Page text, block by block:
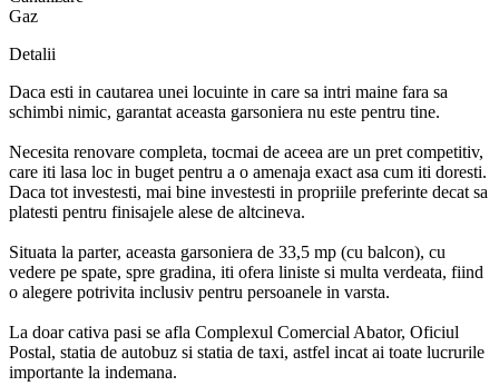
Gaz
Detalii
Daca esti in cautarea unei locuinte in care sa intri maine fara sa
schimbi nimic, garantat aceasta garsoniera nu este pentru tine.
Necesita renovare completa, tocmai de aceea are un pret competitiv,
care iti lasa loc in buget pentru a o amenaja exact asa cum iti doresti.
Daca tot investesti, mai bine investesti in propriile preferinte decat sa
platesti pentru finisajele alese de altcineva.
Situata la parter, aceasta garsoniera de 33,5 mp (cu balcon), cu
vedere pe spate, spre gradina, iti ofera liniste si multa verdeata, fiind
o alegere potrivita inclusiv pentru persoanele in varsta.
La doar cativa pasi se afla Complexul Comercial Abator, Oficiul
Postal, statia de autobuz si statia de taxi, astfel incat ai toate lucrurile
importante la indemana.